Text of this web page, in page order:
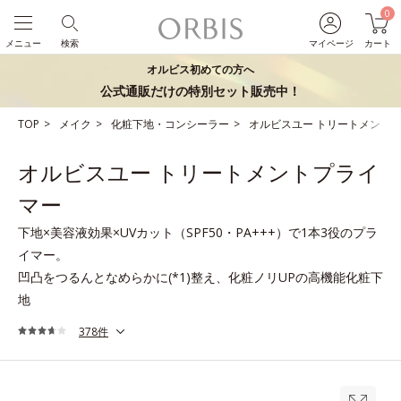
マイページ
0
カート
検索
メニュー
オルビス初めての方へ
公式通販だけの特別セット販売中！
TOP メイク 化粧下地・コンシーラー オルビスユー トリートメント
オルビスユー トリートメントプライ
マー
下地×美容液効果×UVカット（SPF50・PA+++）で1本3役のプラ
イマー。
凹凸をつるんとなめらかに(*1)整え、化粧ノリUPの高機能化粧下
地
378件